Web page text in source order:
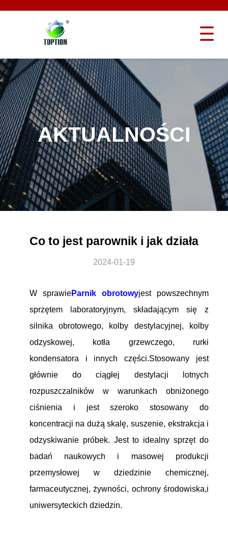
AKTUALNOŚCI
Co to jest parownik i jak działa
2024-01-19
W sprawieParnik obrotowyjest powszechnym
sprzętem laboratoryjnym, składającym się z
silnika obrotowego, kolby destylacyjnej, kolby
odzyskowej, kotła grzewczego, rurki
kondensatora i innych części.Stosowany jest
głównie do ciągłej destylacji lotnych
rozpuszczalników w warunkach obniżonego
ciśnienia i jest szeroko stosowany do
koncentracji na dużą skalę, suszenie, ekstrakcja i
odzyskiwanie próbek. Jest to idealny sprzęt do
badań naukowych i masowej produkcji
przemysłowej w dziedzinie chemicznej,
farmaceutycznej, żywności, ochrony środowiska,i
uniwersyteckich dziedzin.